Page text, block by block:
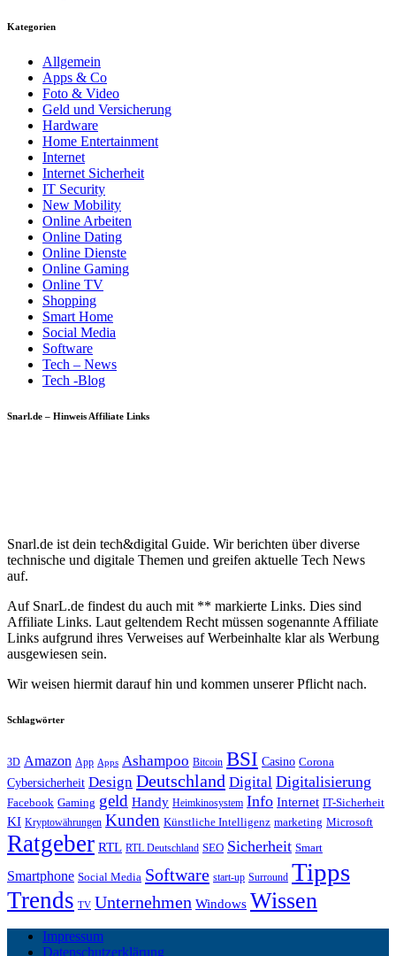
Kategorien
Allgemein
Apps & Co
Foto & Video
Geld und Versicherung
Hardware
Home Entertainment
Internet
Internet Sicherheit
IT Security
New Mobility
Online Arbeiten
Online Dating
Online Dienste
Online Gaming
Online TV
Shopping
Smart Home
Social Media
Software
Tech – News
Tech -Blog
Snarl.de – Hinweis Affiliate Links
Snarl.de ist dein tech&digital Guide. Wir berichten über diverse
technische und digitale Themen und greifen aktuelle Tech News
auf.
Auf SnarL.de findest du auch mit ** markierte Links. Dies sind
Affiliate Links. Laut geltendem Recht müssen sogenannte Affiliate
Links aufgrund ihres Verweises auf Werbeinhalte klar als Werbung
ausgewiesen sein.
Wir weisen hiermit darauf hin und kommen unserer Pflicht nach.
Schlagwörter
3D Amazon App Apps Ashampoo Bitcoin BSI Casino Corona
Cybersicherheit Design Deutschland Digital Digitalisierung
Facebook Gaming geld Handy Heimkinosystem Info Internet IT-Sicherheit
KI Kryptowährungen Kunden Künstliche Intelligenz marketing Microsoft
Ratgeber RTL RTL Deutschland SEO Sicherheit Smart
Smartphone Social Media Software start-up Surround Tipps
Trends TV Unternehmen Windows Wissen
Impressum
Datenschutzerklärung